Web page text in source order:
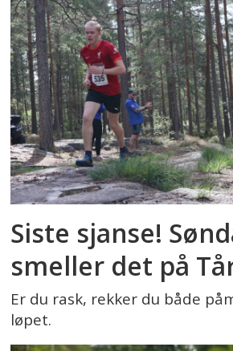
Siste sjanse!
smeller det på
Er du rask, rekker du både
løpet.